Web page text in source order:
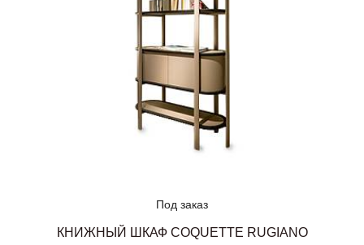
Под заказ
КНИЖНЫЙ ШКАФ COQUETTE RUGIANO